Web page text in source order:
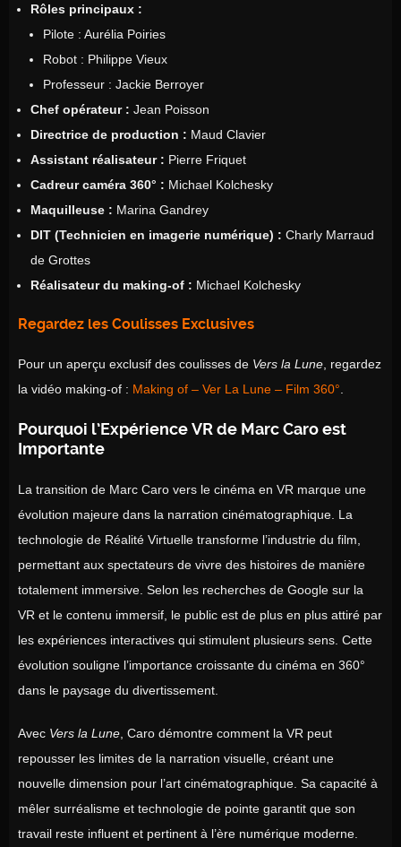
Rôles principaux :
Pilote : Aurélia Poiries
Robot : Philippe Vieux
Professeur : Jackie Berroyer
Chef opérateur : Jean Poisson
Directrice de production : Maud Clavier
Assistant réalisateur : Pierre Friquet
Cadreur caméra 360° : Michael Kolchesky
Maquilleuse : Marina Gandrey
DIT (Technicien en imagerie numérique) : Charly Marraud
de Grottes
Réalisateur du making-of : Michael Kolchesky
Regardez les Coulisses Exclusives
Pour un aperçu exclusif des coulisses de Vers la Lune , regardez
la vidéo making-of : Making of – Ver La Lune – Film 360°
Pourquoi l’Expérience VR de Marc Caro est
Importante
La transition de Marc Caro vers le cinéma en VR marque une
évolution majeure dans la narration cinématographique. La
technologie de Réalité Virtuelle transforme l’industrie du film,
permettant aux spectateurs de vivre des histoires de manière
totalement immersive. Selon les recherches de Google sur la
VR et le contenu immersif, le public est de plus en plus attiré par
les expériences interactives qui stimulent plusieurs sens. Cette
évolution souligne l’importance croissante du cinéma en 360°
dans le paysage du divertissement.
Avec Vers la Lune , Caro démontre comment la VR peut
repousser les limites de la narration visuelle, créant une
nouvelle dimension pour l’art cinématographique. Sa capacité à
mêler surréalisme et technologie de pointe garantit que son
travail reste influent et pertinent à l’ère numérique moderne.